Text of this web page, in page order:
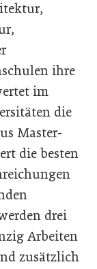
ihre
im
die
Master-
die besten
drei
Arbeiten
zusätzlich